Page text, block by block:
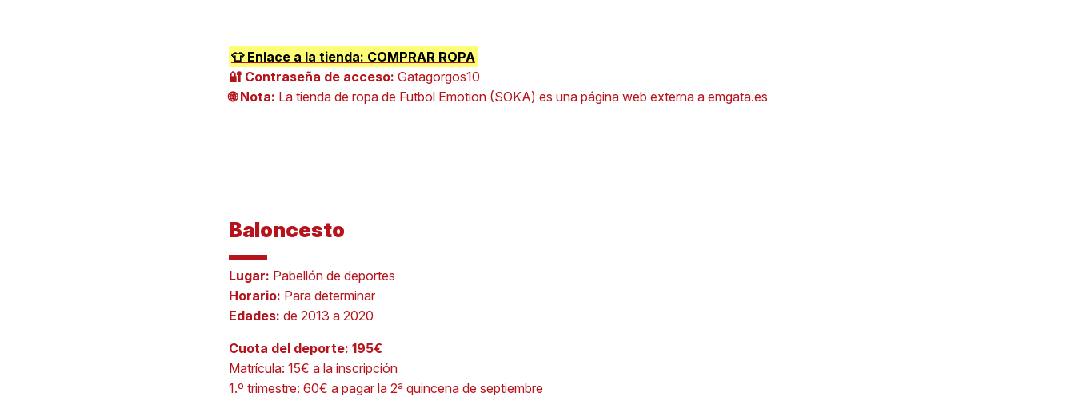
👕 Enlace a la tienda: COMPRAR ROPA
🔐 Contraseña de acceso: Gatagorgos10
🌐 Nota: La tienda de ropa de Futbol Emotion (SOKA) es una página web externa a emgata.es
Baloncesto
Lugar: Pabellón de deportes
Horario: Para determinar
Edades: de 2013 a 2020
Cuota del deporte: 195€
Matrícula: 15€ a la inscripción
1.º trimestre: 60€ a pagar la 2ª quincena de septiembre